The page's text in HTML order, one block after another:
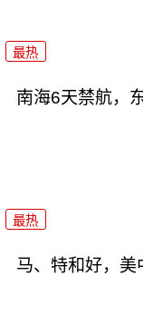
最热
南海6天禁航，
最热
马、特和好，美